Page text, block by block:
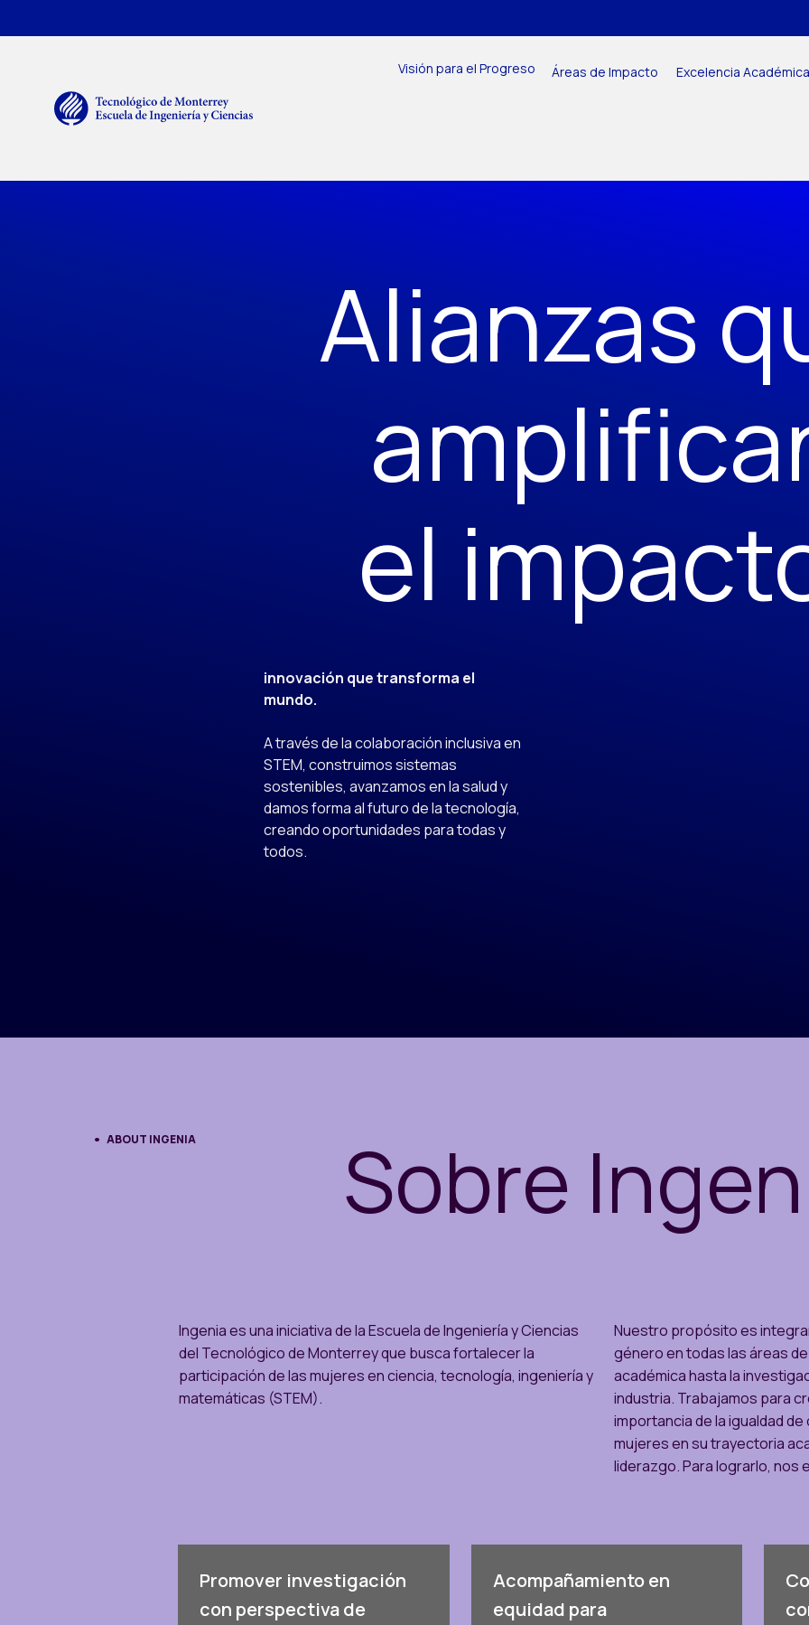
Visión para el Progreso Áreas de Impacto Excelencia Académica
Alianzas
el
innovación que transforma el
mundo.
A través de la colaboración inclusiva en
STEM, construimos sistemas
sostenibles, avanzamos en la salud y
damos forma al futuro de la tecnología,
creando oportunidades para todas y
todos.
ABOUT INGENIA Sobre
Ingenia es una iniciativa de la Escuela de Ingeniería y Ciencias
del Tecnológico de Monterrey que busca fortalecer la
participación de las mujeres en ciencia, tecnología, ingeniería y
matemáticas (STEM).
Nuestro propósito es
género en todas las áreas
académica hasta la
industria. Trabajamos para
importancia de la igualdad
mujeres en su trayectoria
liderazgo. Para lograrlo, nos
Promover investigación
con perspectiva de
Acompañamiento en
equidad para